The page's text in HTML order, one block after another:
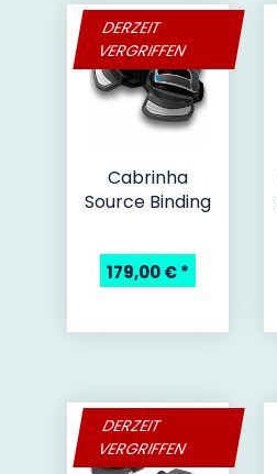
DERZEIT
VERGRIFFEN
Cabrinha
Source Binding
179,00 €*
DERZEIT
VERGRIFFEN